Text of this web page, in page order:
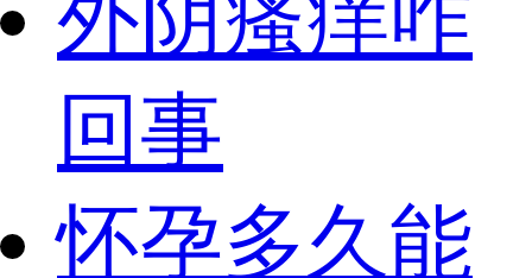
外阴瘙痒咋
回事
怀孕多久能